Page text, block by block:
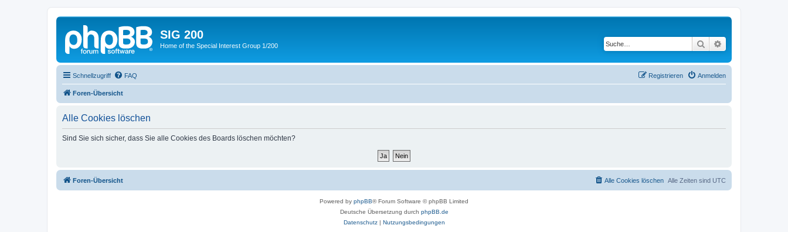
SIG 200
Home of the Special Interest Group 1/200 Suche
Schnellzugriff FAQ Anmelden
Registrieren
Foren-Übersicht
Alle Cookies löschen
Sind Sie sich sicher, dass Sie alle Cookies des Boards löschen möchten?
Foren-Übersicht Alle Zeiten sind UTC
Alle Cookies löschen
Powered by phpBB® Forum Software © phpBB Limited
Deutsche Übersetzung durch phpBB.de
Datenschutz| Nutzungsbedingungen